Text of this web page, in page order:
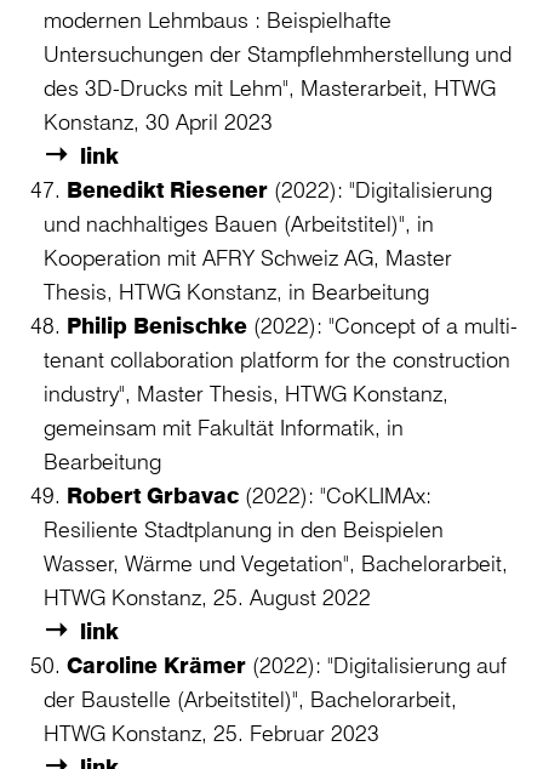
modernen Lehmbaus : Beispielhafte
Untersuchungen der Stampflehmherstellung und
des 3D-Drucks mit Lehm", Masterarbeit, HTWG
Konstanz, 30 April 2023
link
Benedikt Riesener (2022): "Digitalisierung
und nachhaltiges Bauen (Arbeitstitel)", in
Kooperation mit AFRY Schweiz AG, Master
Thesis, HTWG Konstanz, in Bearbeitung
Philip Benischke (2022): "Concept of a multi-
tenant collaboration platform for the construction
industry", Master Thesis, HTWG Konstanz,
gemeinsam mit Fakultät Informatik, in
Bearbeitung
Robert Grbavac (2022): "CoKLIMAx:
Resiliente Stadtplanung in den Beispielen
Wasser, Wärme und Vegetation", Bachelorarbeit,
HTWG Konstanz, 25. August 2022
link
Caroline Krämer (2022): "Digitalisierung auf
der Baustelle (Arbeitstitel)", Bachelorarbeit,
HTWG Konstanz, 25. Februar 2023